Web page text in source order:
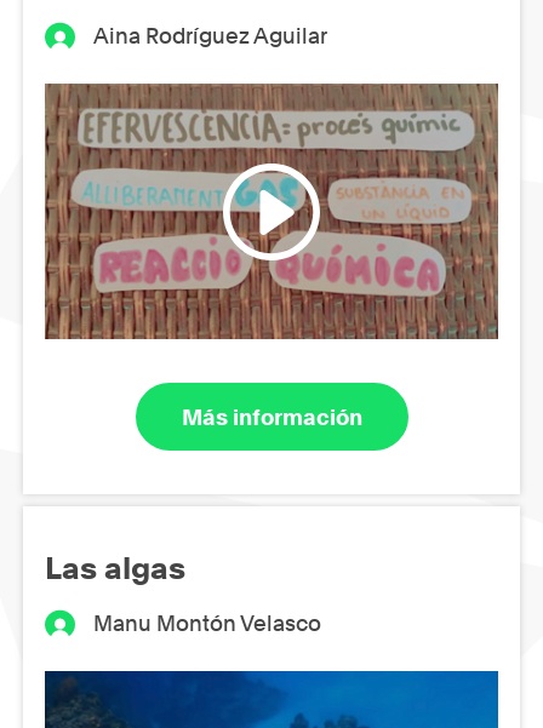
Aina Rodríguez Aguilar
Más información
Las algas
Manu Montón Velasco